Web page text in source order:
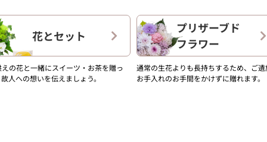
花とセット
の花と一緒にスイーツ・お茶を贈っ
人への想いを伝えましょう。
プリザーブド
フラワー
通常の生花よりも長持ちするため、ご遺
お手入れのお手間をかけずに贈れます。